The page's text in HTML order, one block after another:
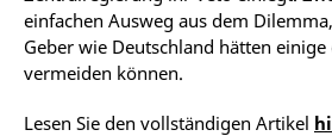
einfachen Ausweg aus dem
Geber wie Deutschland hätten einige
vermeiden können.
Lesen Sie den vollständigen Artikel